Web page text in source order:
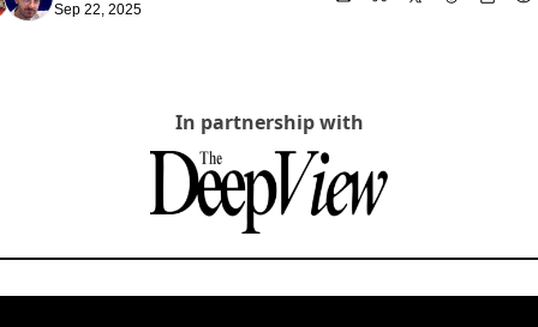
Sep 22, 2025
In partnership with